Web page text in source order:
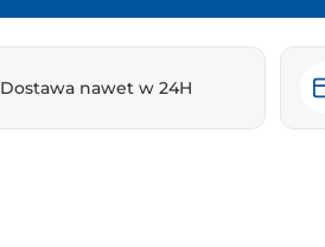
Dostawa nawet w 24H